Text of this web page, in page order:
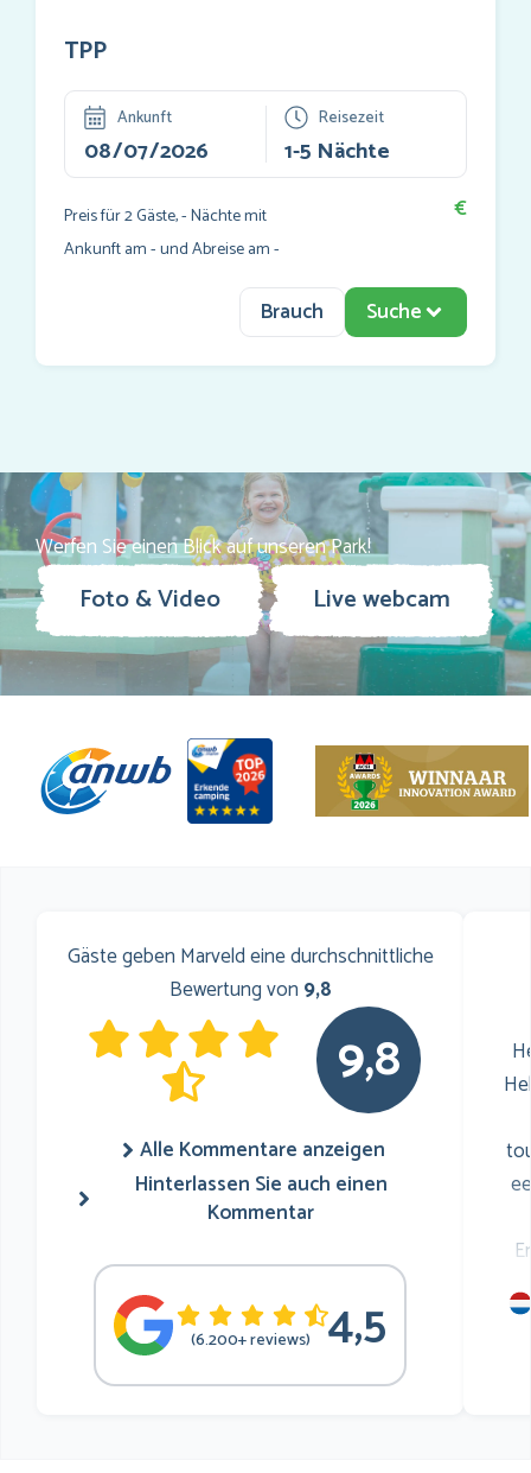
TPP
Ankunft Reisezeit
Preis für2Gäste,-Nächte mit
Ankunft am-und Abreise am-
€
Brauch Suche
Werfen Sie einen Blick auf unseren Park!
Foto & Video Live webcam
Gäste geben Marveld eine durchschnittliche
Bewertung von 9,8
9,8
Alle Kommentare anzeigen
Hinterlassen Sie auch einen
Kommentar
(6.200+ reviews) 4,5